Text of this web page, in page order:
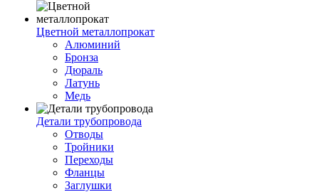
Цветной металлопрокат
Алюминий
Бронза
Дюраль
Латунь
Медь
Детали трубопровода
Отводы
Тройники
Переходы
Фланцы
Заглушки